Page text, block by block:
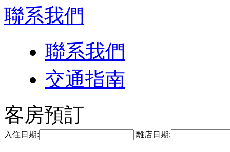
聯系我們
聯系我們
交通指南
客房預訂
入住日期: 離店日期: